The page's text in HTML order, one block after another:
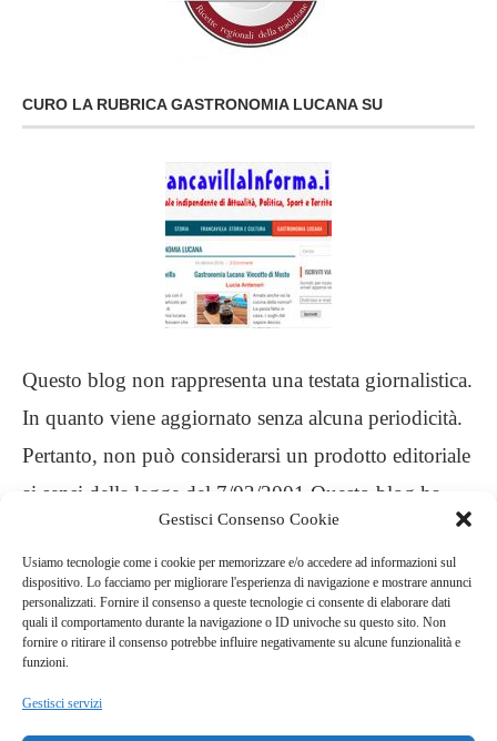
Gestisci Consenso Cookie
Usiamo tecnologie come i cookie per memorizzare e/o accedere ad informazioni sul
dispositivo. Lo facciamo per migliorare l'esperienza di navigazione e mostrare annunci
personalizzati. Fornire il consenso a queste tecnologie ci consente di elaborare dati
quali il comportamento durante la navigazione o ID univoche su questo sito. Non
fornire o ritirare il consenso potrebbe influire negativamente su alcune funzionalità e
funzioni.
Gestisci servizi
CURO LA RUBRICA GASTRONOMIA LUCANA SU
Questo blog non rappresenta una testata giornalistica.
In quanto viene aggiornato senza alcuna periodicità.
Pertanto, non può considerarsi un prodotto editoriale
ai sensi della legge del 7/03/2001 Questo blog ha
carattere personale, non è mio intento infrangere
alcun diritto d’autore
.